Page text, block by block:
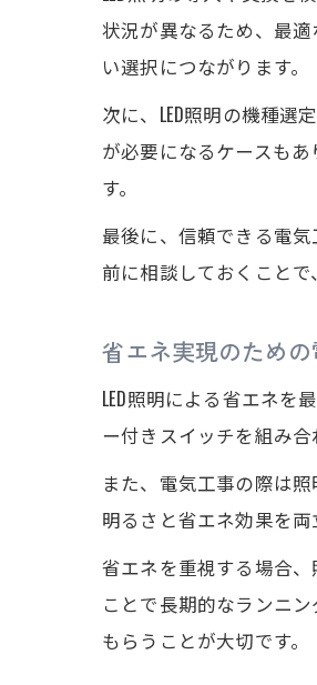
状況が異なるため、最
い選択につながります。
次に、LED照明の機種選
が必要になるケースも
す。
最後に、信頼できる電
前に相談しておくことで
省エネ実現のため
LED照明による省エネ
ー付きスイッチを組み
また、電気工事の際は
明るさと省エネ効果を
省エネを重視する場合
ことで長期的なランニ
もらうことが大切です。